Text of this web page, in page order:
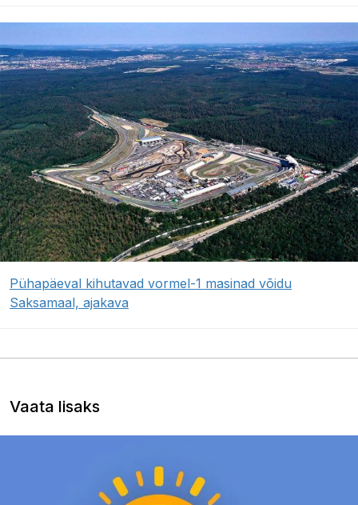
Pühapäeval kihutavad vormel-1 masinad võidu
Saksamaal, ajakava
Vaata lisaks